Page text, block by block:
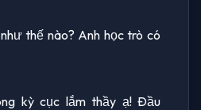
thế nào? Anh học trò có
kỳ cục lắm thầy ạ! Ðầu